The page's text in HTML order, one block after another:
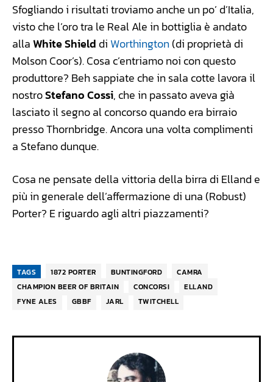
Sfogliando i risultati troviamo anche un po’ d’Italia,
visto che l’oro tra le Real Ale in bottiglia è andato
allaWhite Shield di Worthington(di proprietà di
Molson Coor’s). Cosa c’entriamo noi con questo
produttore? Beh sappiate che in sala cotte lavora il
nostroStefano Cossi, che in passato aveva già
lasciato il segno al concorso quando era birraio
presso Thornbridge. Ancora una volta complimenti
a Stefano dunque.
Cosa ne pensate della vittoria della birra di Elland e
più in generale dell’affermazione di una (Robust)
Porter? E riguardo agli altri piazzamenti?
TAGS 1872 PORTER BUNTINGFORD
CAMRA
CHAMPION BEER OF BRITAIN
CONCORSI
ELLAND
FYNE ALES
GBBF JARL TWITCHELL